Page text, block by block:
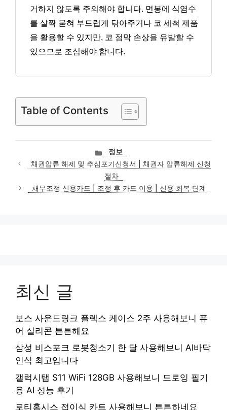
거하지 않도록 주의해야 합니다. 면봉에 식염수
를 살짝 묻혀 부드럽게 닦아주거나 코 세척 제품
을 활용할 수 있지만, 코 점막 손상을 유발할 수
있으므로 조심해야 합니다.
Table of Contents
카
테
고
리
정보
채권압류 해제 및 추심포기신청서 | 채권자 압류해제 신청
절차
채무조정 신용카드 | 조정 후 카드 이용 | 신용 회복 단계
최신 글
보스 사운드링크 플렉스 케이스 2주 사용해보니 퓨
어 실리콘 튼튼해요
삼성 비스포크 로봇청소기 한 달 사용해보니 AI바닥
인식 최고입니다
갤럭시탭 S11 WiFi 128GB 사용해보니 드로잉 필기
용 AI 성능 후기
로티홈시스 접이식 카트 사용해보니 튼튼하네요